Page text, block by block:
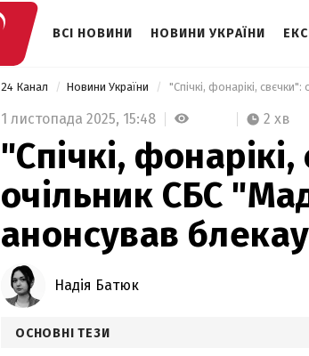
ВСІ НОВИНИ НОВИНИ УКРАЇНИ
24 Канал Новини України
1 листопада 2025, 15:48 2 хв
"Спічкі,
очільник СБС
анонсував
Надія Батюк
ОСНОВНІ ТЕЗИ